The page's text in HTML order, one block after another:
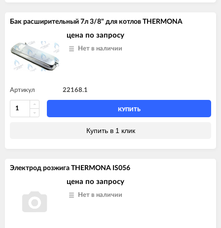
Бак расширительный 7л 3/8" для котлов THERMONA
цена по запросу
Нет в наличии
Артикул 22168.1
КУПИТЬ
Купить в 1 клик
Электрод розжига THERMONA IS056
цена по запросу
Нет в наличии